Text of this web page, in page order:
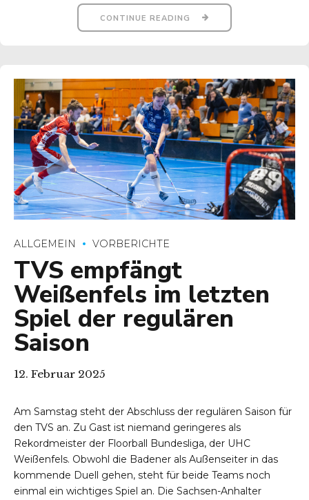
CONTINUE READING
ALLGEMEIN VORBERICHTE
TVS empfängt
Weißenfels im letzten
Spiel der regulären
Saison
12. Februar 2025
Am Samstag steht der Abschluss der regulären Saison für
den TVS an. Zu Gast ist niemand geringeres als
Rekordmeister der Floorball Bundesliga, der UHC
Weißenfels. Obwohl die Badener als Außenseiter in das
kommende Duell gehen, steht für beide Teams noch
einmal ein wichtiges Spiel an. Die Sachsen-Anhalter